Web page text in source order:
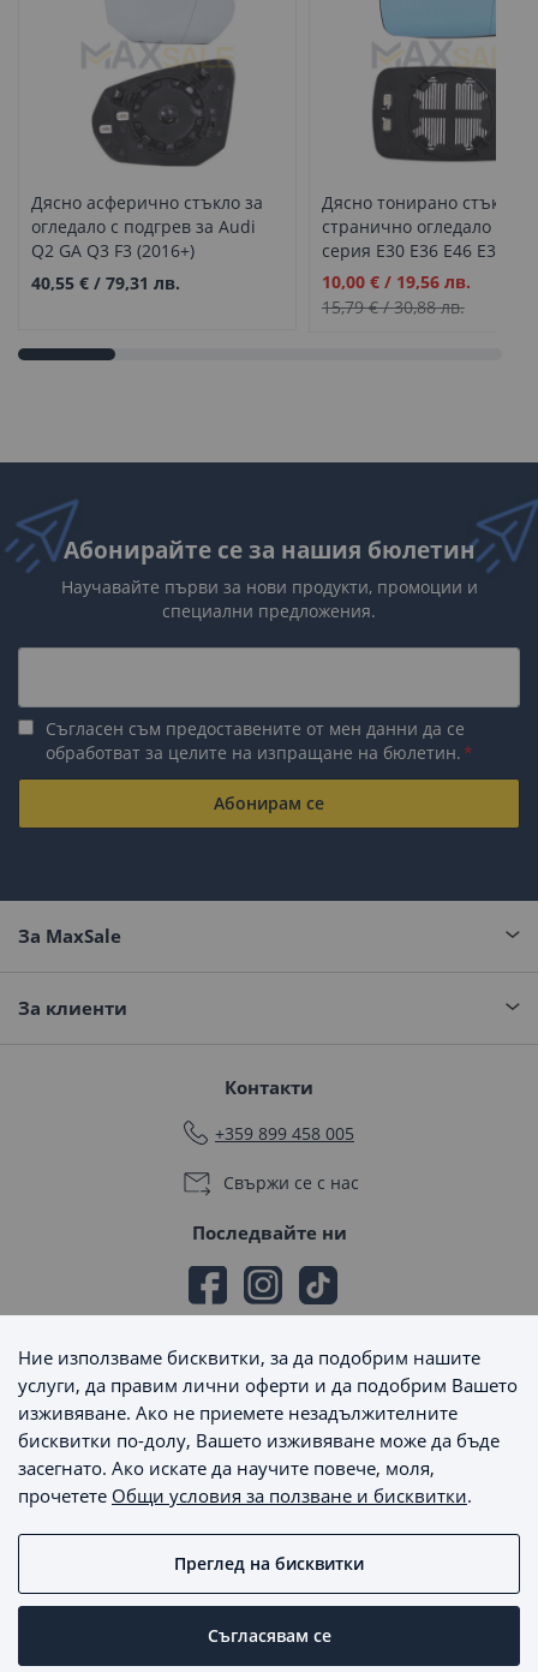
Дясно асферично стъкло за
огледало с подгрев за Audi
Q2 GA Q3 F3 (2016+)
40,55 € / 79,31 лв.
Дясно тонирано стъкло
странично огледало на 3
серия E30 E36 E46 E34 E32
(1982-2005)
Промо
цена
10,00 €/ 19,56 лв.
15,79 €/30,88 лв.
Абонирайте се за нашия бюлетин
Научавайте първи за нови продукти, промоции и
специални предложения.
Съгласен съм предоставените от мен данни да се
обработват за целите на изпращане на бюлетин.
Абонирам се
За MaxSale
За клиенти
Контакти
+359 899 458 005
Свържи се с нас
Последвайте ни
Начини на плащане
Начини на доставка
MaxSale © 2026 - Всички права запазени
Ние използваме бисквитки, за да подобрим нашите
услуги, да правим лични оферти и да подобрим Вашето
изживяване. Ако не приемете незадължителните
бисквитки по-долу, Вашето изживяване може да бъде
засегнато. Ако искате да научите повече, моля,
прочетете Общи условия за ползване и бисквитки.
Съгласявам се
Преглед на бисквитки